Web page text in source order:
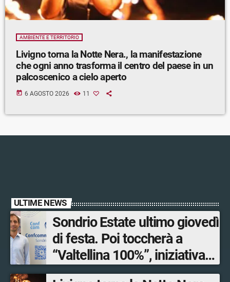
AMBIENTE E TERRITORIO
Livigno torna la Notte Nera., la manifestazione
che ogni anno trasforma il centro del paese in un
palcoscenico a cielo aperto
today 6 AGOSTO 2026 11
ULTIME NEWS
Sondrio Estate ultimo giovedì
di festa. Poi toccherà a
“Valtellina 100%”, iniziativa
ideata e organizzata